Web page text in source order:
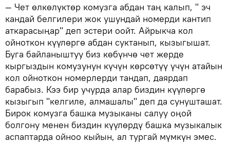
— Чет өлкөлүктөр комузга абдан таң калып, " эч
кандай белгилери жок ушундай номерди кантип
аткарасыңар" деп эстери оойт. Айрыкча кол
ойноткон күүлөргө абдан суктанып, кызыгышат.
Буга байланыштуу биз көбүнчө чет жерде
кыргыздын комузунун күчүн көрсөтүү үчүн атайын
кол ойноткон номерлерди тандап, даярдап
барабыз. Кээ бир учурда алар биздин күүлөргө
кызыгып "келгиле, алмашалы" деп да сунушташат.
Бирок комузга башка музыканы салуу оңой
болгону менен биздин күүлөрдү башка музыкалык
аспаптарда ойноо кыйын, ал тургай мүмкүн эмес.